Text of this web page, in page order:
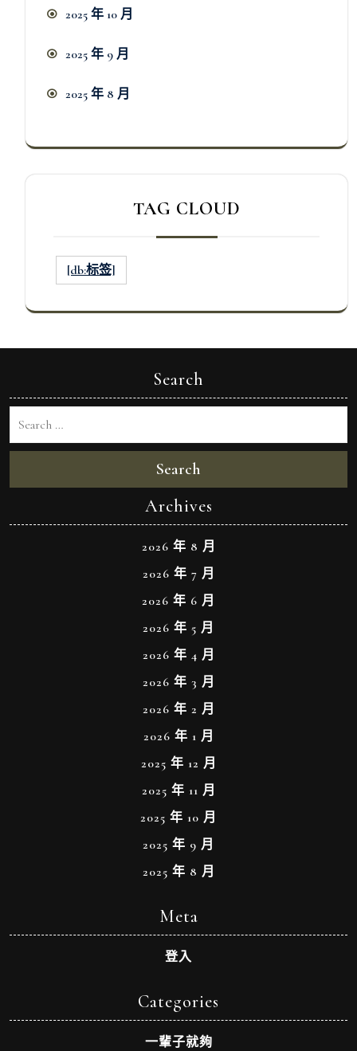
2025 年 10 月
2025 年 9 月
2025 年 8 月
TAG CLOUD
[db:标签]
Search
Search
Archives
2026 年 8 月
2026 年 7 月
2026 年 6 月
2026 年 5 月
2026 年 4 月
2026 年 3 月
2026 年 2 月
2026 年 1 月
2025 年 12 月
2025 年 11 月
2025 年 10 月
2025 年 9 月
2025 年 8 月
Meta
登入
Categories
一輩子就夠